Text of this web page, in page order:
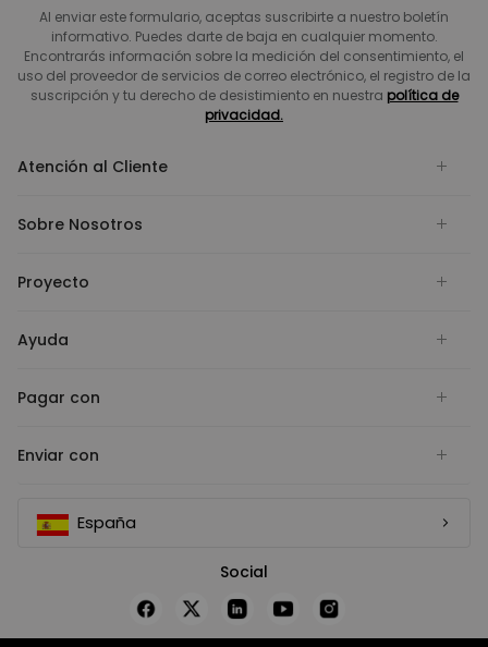
Al enviar este formulario, aceptas suscribirte a nuestro boletín
informativo. Puedes darte de baja en cualquier momento.
Encontrarás información sobre la medición del consentimiento, el
uso del proveedor de servicios de correo electrónico, el registro de la
suscripción y tu derecho de desistimiento en nuestra política de
privacidad.
Atención al Cliente
Sobre Nosotros
Proyecto
Ayuda
Pagar con
Enviar con
España
Social